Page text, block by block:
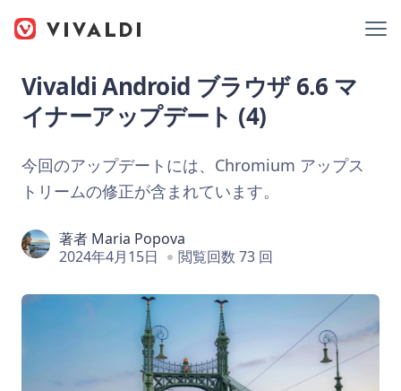
Vivaldi Android ブラウザ 6.6 マ
イナーアップデート (4)
今回のアップデートには、Chromium アップス
トリームの修正が含まれています。
著者 Maria Popova
2024年4月15日
閲覧回数 73 回